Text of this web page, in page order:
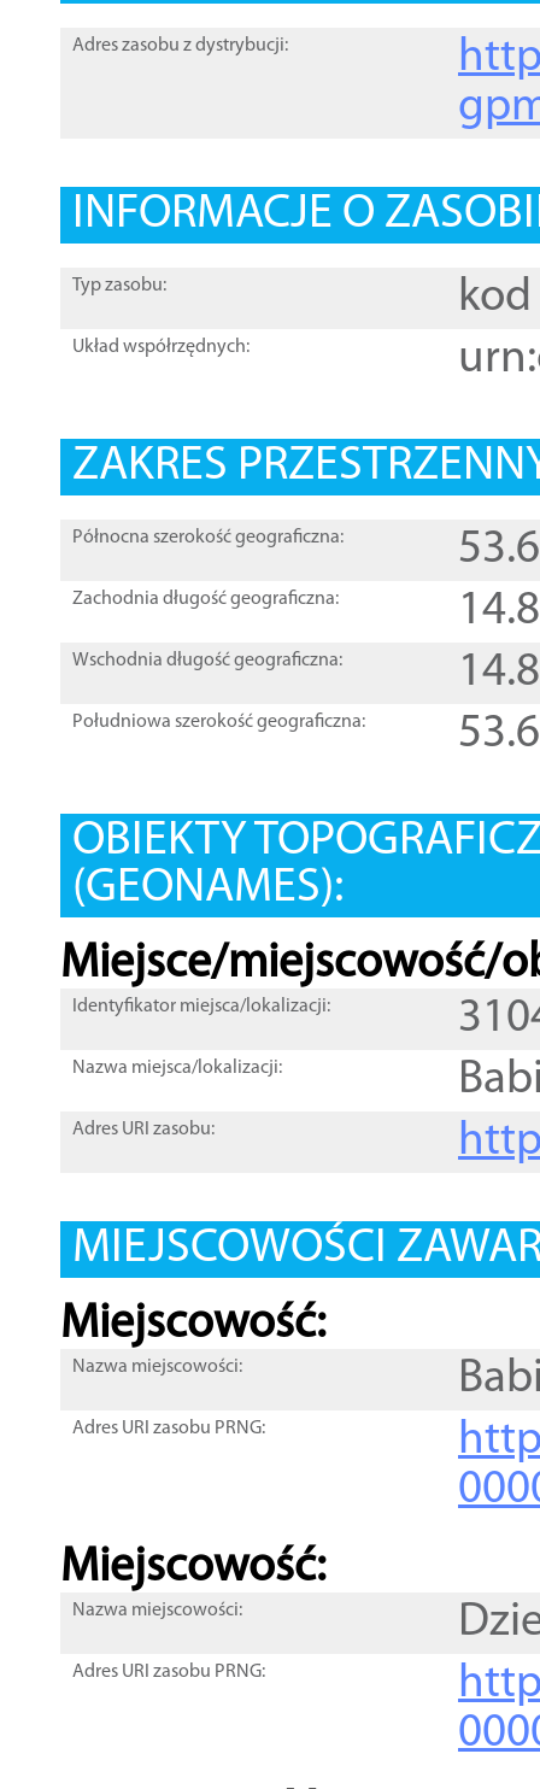
Adres zasobu z dystrybucji:
INFORMACJE O
Typ zasobu: kod
Układ współrzędnych:
ZAKRES
Północna szerokość geograficzna:
Zachodnia długość geograficzna:
Wschodnia długość geograficzna:
Południowa szerokość geograficzna:
OBIEKTY
(GEONAMES):
Miejsce/miejscowość/
Identyfikator miejsca/lokalizacji:
Nazwa miejsca/lokalizacji:
Adres URI zasobu:
MIEJSCOWOŚCI
Miejscowość:
Nazwa miejscowości:
Adres URI zasobu PRNG:
Miejscowość:
Nazwa miejscowości:
Adres URI zasobu PRNG: